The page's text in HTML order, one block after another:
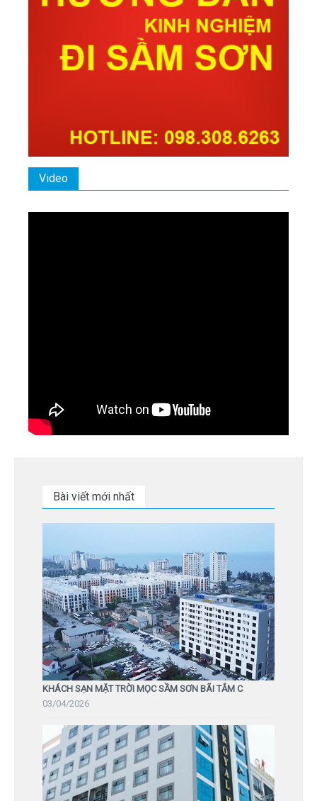
Video
Bài viết mới nhất
KHÁCH SẠN MẶT TRỜI MỌC SẦM SƠN BÃI TẮM C
03/04/2026